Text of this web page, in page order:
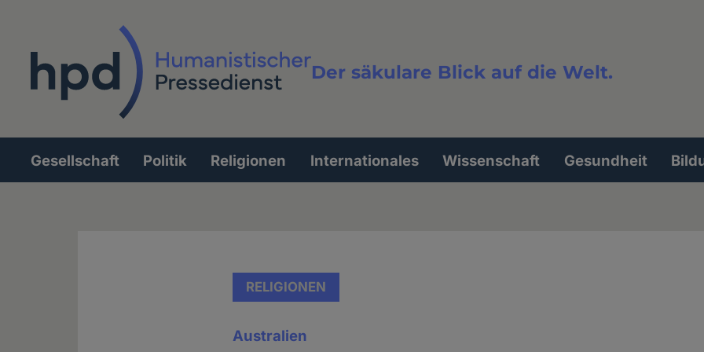
Der säkulare Blick auf die Welt.
Volltextsuche
Hauptnavigation
Gesellschaft Politik Religionen Internationales Wissenschaft Gesundheit
RELIGIONEN
Australien